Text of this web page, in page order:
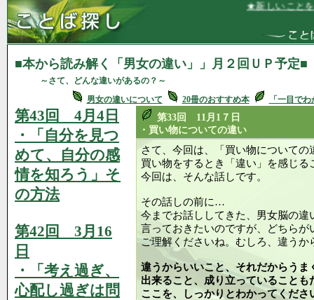
★新しいことを始めるに
■本から読み解く「男女の違い」」月２回ＵＰ予定■
～さて、どんな違いがあるの？～
男女の違いについて
20冊のおすすめ本 「一目で
第43回 4月4日
・「自分を見つ
めて、自分の感
情を知ろう」そ
の方法
第42回 3月16
日
・「考え過ぎ、
心配し過ぎは問
第33回 11月1７日
・買い物についての違い
さて、今回は、「買い物について
買い物をするとき「違い」を感じる
今回は、そんな話しです。
その話しの前に…
今までお話ししてきた、男女脳の
言っておきたいのですが、どちら
ご理解くださいね。むしろ、違うか
違うからいいこと、それだからうま
出来ること、成り立っていることも
ここを、しっかりとわかってくださ